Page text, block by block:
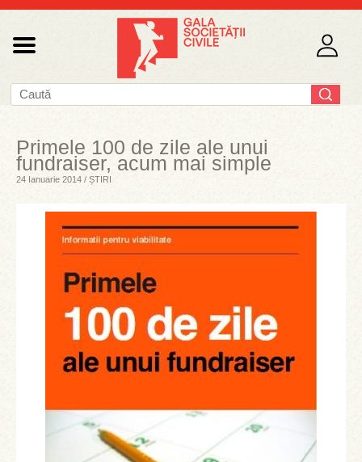
Primele 100 de zile ale unui
fundraiser, acum mai simple
24 Ianuarie 2014 / ȘTIRI